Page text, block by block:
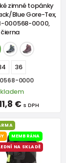
zimné topánky
Blue Gore-Tex,
000568-0000,
čierna
36
0000
€ s DPH
MEMBRÁNA
NA SKLADĚ